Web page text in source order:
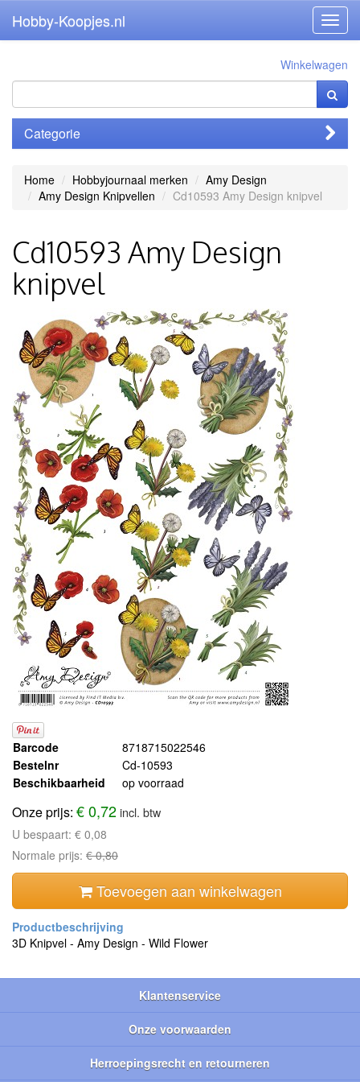
Hobby-Koopjes.nl
Winkelwagen
Categorie
Home Hobbyjournaal merken
Amy Design
Amy Design Knipvellen
Cd10593 Amy Design knipvel
Cd10593 Amy Design
knipvel
Barcode
8718715022546
Bestelnr
Cd-10593
Beschikbaarheid
op voorraad
Onze prijs: € 0,72incl. btw
U bespaart: € 0,08
Normale prijs: € 0,80
Toevoegen aan winkelwagen
3D Knipvel - Amy Design - Wild Flower
Klantenservice
Onze voorwaarden
Herroepingsrecht en retourneren